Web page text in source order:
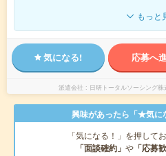
もっと
気になる! 応募へ
派遣会社 日研トータルソーシング
興味があったら「★気に
「気になる！」を押して
「面談確約」 や 「応募